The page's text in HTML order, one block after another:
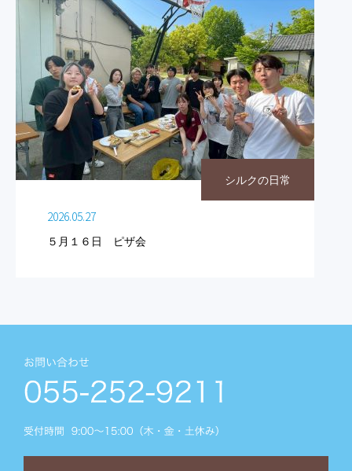
シルクの日常
2026.05.27
５月１６日 ピザ会